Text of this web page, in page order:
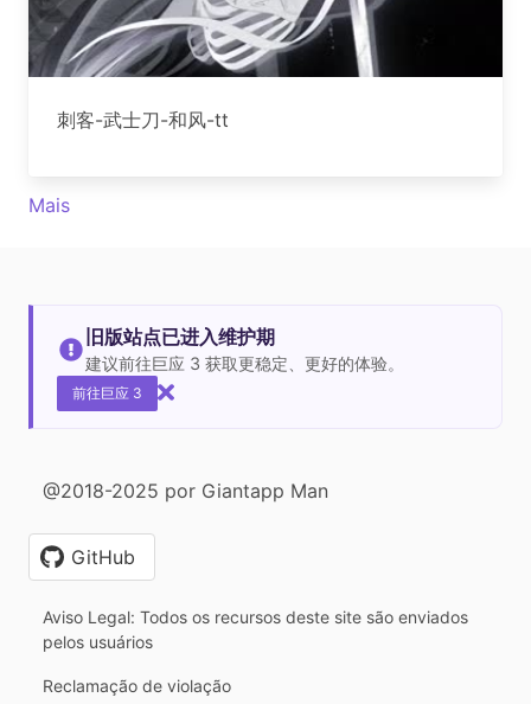
刺客-武士刀-和风-tt
Mais
旧版站点已进入维护期
建议前往巨应 3 获取更稳定、更好的体验。
前往巨应 3
@2018-2025 por Giantapp Man
GitHub
Aviso Legal: Todos os recursos deste site são enviados
pelos usuários
Reclamação de violação